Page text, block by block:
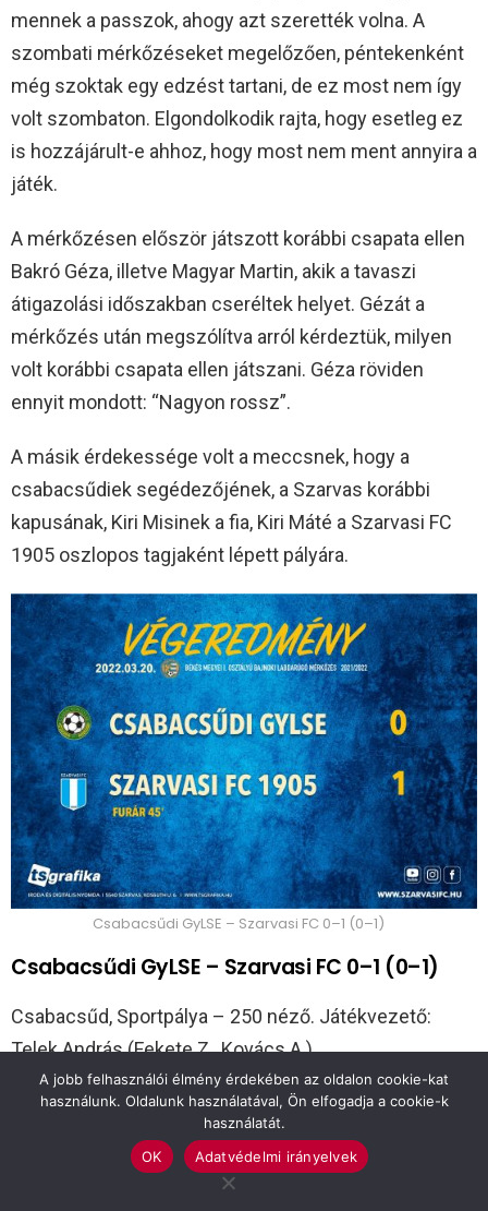
mennek a passzok, ahogy azt szerették volna. A
szombati mérkőzéseket megelőzően, péntekenként
még szoktak egy edzést tartani, de ez most nem így
volt szombaton. Elgondolkodik rajta, hogy esetleg ez
is hozzájárult-e ahhoz, hogy most nem ment annyira a
játék.
A mérkőzésen először játszott korábbi csapata ellen
Bakró Géza, illetve Magyar Martin, akik a tavaszi
átigazolási időszakban cseréltek helyet. Gézát a
mérkőzés után megszólítva arról kérdeztük, milyen
volt korábbi csapata ellen játszani. Géza röviden
ennyit mondott: “Nagyon rossz”.
A másik érdekessége volt a meccsnek, hogy a
csabacsűdiek segédezőjének, a Szarvas korábbi
kapusának, Kiri Misinek a fia, Kiri Máté a Szarvasi FC
1905 oszlopos tagjaként lépett pályára.
Csabacsűdi GyLSE – Szarvasi FC 0–1 (0–1)
Csabacsűdi GyLSE – Szarvasi FC 0–1 (0–1)
Csabacsűd, Sportpálya – 250 néző. Játékvezető:
Telek András (Fekete Z., Kovács A.)
Csabacsűdi GyLSE: Rohony Márk – Sovány Pál,
Viszkok Csaba (83′ Benyó Martin), Viszkok Dániel (46′
Styecz Dániel), Pecznik Péter – Rafaj Rolan, Bakró
A jobb felhasználói élmény érdekében az oldalon cookie-kat
használunk. Oldalunk használatával, Ön elfogadja a cookie-k
használatát.
OK
Adatvédelmi irányelvek